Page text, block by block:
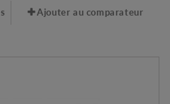
Ajouter au comparateur